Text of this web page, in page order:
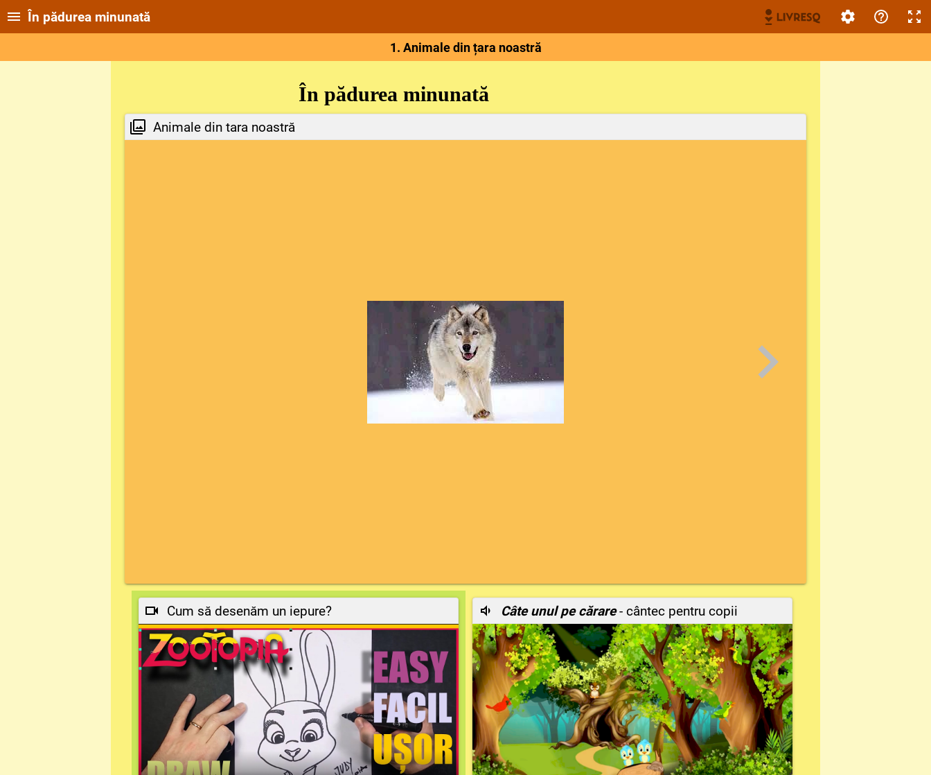
În pădurea minunată
1. Animale din țara noastră
În pădurea minunată
Animale din tara noastră
Cum să desenăm un iepure? Câte unul pe cărare- cântec pentru copii